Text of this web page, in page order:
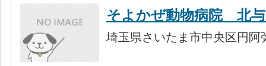
そよかぜ動物病院 北
埼玉県さいたま市中央区円阿